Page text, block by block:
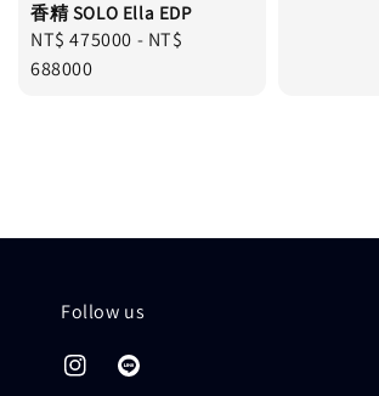
香精 SOLO Ella EDP
Regular
price
NT$ 475000 - NT$
688000
Follow us